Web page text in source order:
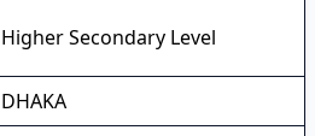
Higher Secondary Level
DHAKA